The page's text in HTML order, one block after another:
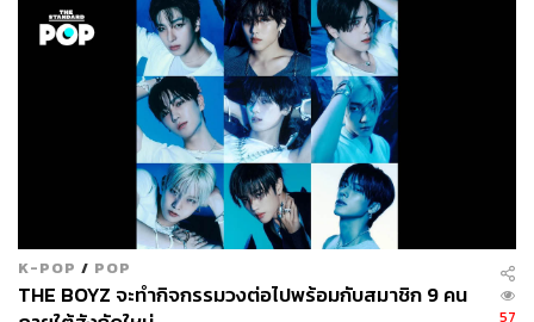
พัคโบกอมเรียนอยู่ชั้น ป.4 ตอนที่แม่เสียชีวิต ซึ่งเป็นเรื่องที่
ทำให้เขาเสียน้ำตาได้เสมอ อย่างเช่นในวันที่ไปออดิชันซีรีส์
ทีมงานได้ยื่นบทซีรีส์Reply 1994ให้เขาลอง
แสดงให้ดู ในฉากนั้น ตัวละครชิลบงจะต้องฝากข้อความเสียง
ให้แม่ แต่ขณะที่กำลังแสดง พัคโบกอมก็ร้องไห้ออกมา “ผม
ไม่มีรูปครอบครัวเลยครับ พอโตขึ้นมาก็เพิ่งรู้ว่าครอบครัวเรา
ไม่เคยแต่งตัวแล้วออกไปสตูดิโอถ่ายรูปด้วยกันสักครั้งเลย”
K-POP / POP
THE BOYZ จะทำกิจกรรมวงต่อไปพร้อมกับสมาชิก 9 คน
57